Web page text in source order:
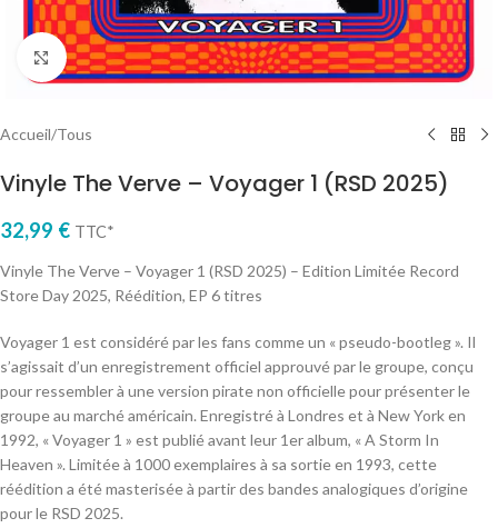
Cliquez pour agrandir
Accueil/Tous
Vinyle The Verve – Voyager 1 (RSD 2025)
32,99 € TTC*
Vinyle The Verve – Voyager 1 (RSD 2025) – Edition Limitée Record
Store Day 2025, Réédition, EP 6 titres
Voyager 1 est considéré par les fans comme un « pseudo-bootleg ». Il
s’agissait d’un enregistrement officiel approuvé par le groupe, conçu
pour ressembler à une version pirate non officielle pour présenter le
groupe au marché américain. Enregistré à Londres et à New York en
1992, « Voyager 1 » est publié avant leur 1er album, « A Storm In
Heaven ». Limitée à 1000 exemplaires à sa sortie en 1993, cette
réédition a été masterisée à partir des bandes analogiques d’origine
pour le RSD 2025.